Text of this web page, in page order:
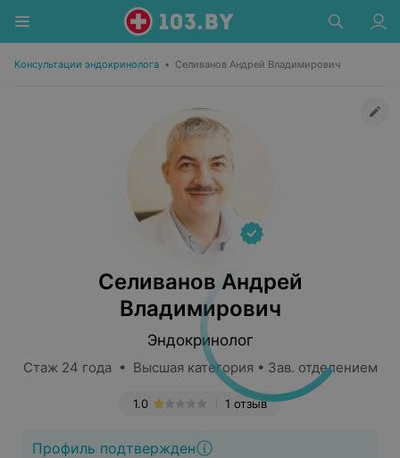
Консультации эндокринолога • Селиванов Андрей Владимирович
Селиванов Андрей
Владимирович
Эндокринолог
Стаж 24 года • Высшая категория • Зав. отделением
1 отзыв
1.0
Профиль подтвержден